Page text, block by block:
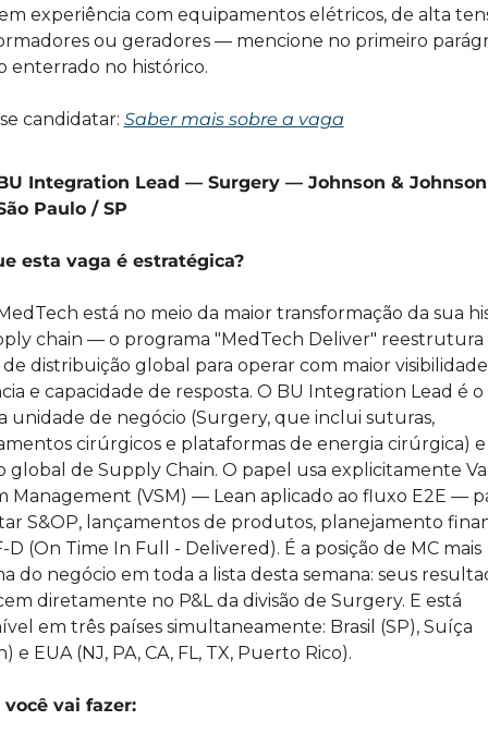
experiência com equipamentos elétricos, de alta
ou geradores — mencione no primeiro
enterrado no histórico.
candidatar: Saber mais sobre a vaga
Integration Lead — Surgery — Johnson &
Paulo / SP
esta vaga é estratégica?
está no meio da maior transformação da sua
chain — o programa "MedTech Deliver" reestrutura
distribuição global para operar com maior
e capacidade de resposta. O BU Integration Lead é o
unidade de negócio (Surgery, que inclui suturas,
cirúrgicos e plataformas de energia cirúrgica) e
global de Supply Chain. O papel usa explicitamente
Management (VSM) — Lean aplicado ao fluxo E2E —
S&OP, lançamentos de produtos, planejamento
D (On Time In Full - Delivered). É a posição de MC mais
do negócio em toda a lista desta semana: seus
diretamente no P&L da divisão de Surgery. E está
em três países simultaneamente: Brasil (SP), Suíça
e EUA (NJ, PA, CA, FL, TX, Puerto Rico).
você vai fazer: